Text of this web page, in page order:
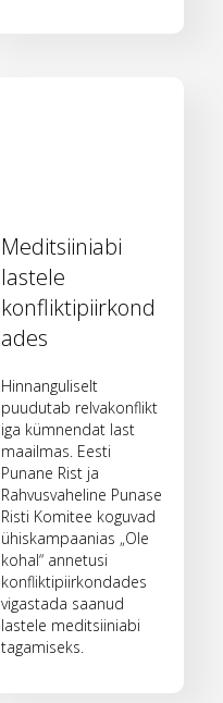
Meditsiiniabi
lastele
konfliktipiirkond
ades
Hinnanguliselt
puudutab relvakonflikt
iga kümnendat last
maailmas. Eesti
Punane Rist ja
Rahvusvaheline Punase
Risti Komitee koguvad
ühiskampaanias „Ole
kohal“ annetusi
konfliktipiirkondades
vigastada saanud
lastele meditsiiniabi
tagamiseks.